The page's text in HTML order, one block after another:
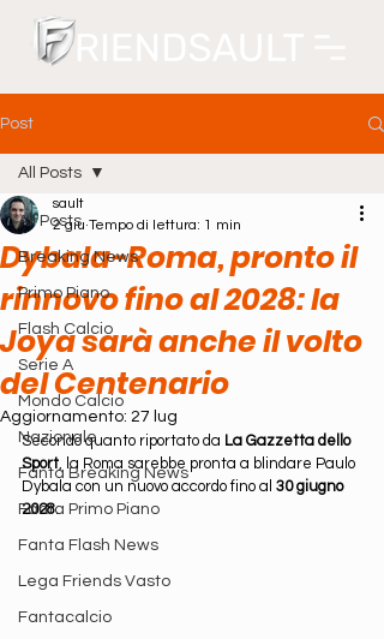
Post
All Posts
Breaking News
Primo Piano
Flash Calcio
Serie A
Mondo Calcio
Nazionale
Fanta Breaking News
Fanta Primo Piano
Fanta Flash News
Lega Friends Vasto
Fantacalcio
All Posts
Dybala-Roma, pronto il
rinnovo fino al 2028: la
Joya sarà anche il volto
del Centenario
sault
2 giu Tempo di lettura: 1 min
Aggiornamento: 27 lug
Secondo quanto riportato da La Gazzetta dello
Sport, la Roma sarebbe pronta a blindare Paulo
Dybala con un nuovo accordo fino al 30 giugno
2028.